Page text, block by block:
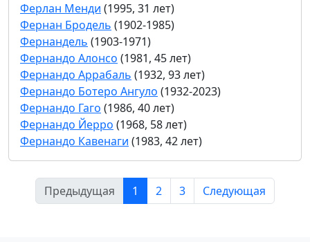
Ферлан Менди (1995, 31 лет)
Фернан Бродель (1902-1985)
Фернандель (1903-1971)
Фернандо Алонсо (1981, 45 лет)
Фернандо Аррабаль (1932, 93 лет)
Фернандо Ботеро Ангуло (1932-2023)
Фернандо Гаго (1986, 40 лет)
Фернандо Йерро (1968, 58 лет)
Фернандо Кавенаги (1983, 42 лет)
Предыдущая 1 2 3 Следующая